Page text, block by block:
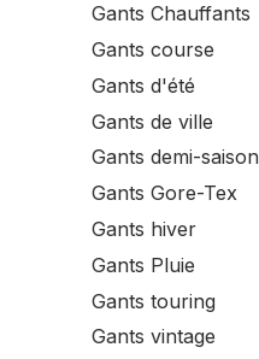
Gants Chauffants
Gants course
Gants d'été
Gants de ville
Gants demi-saison
Gants Gore-Tex
Gants hiver
Gants Pluie
Gants touring
Gants vintage